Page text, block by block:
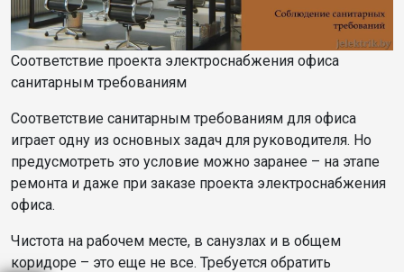
Соответствие проекта электроснабжения офиса
санитарным требованиям
Соответствие санитарным требованиям для офиса
играет одну из основных задач для руководителя. Но
предусмотреть это условие можно заранее – на этапе
ремонта и даже при заказе проекта электроснабжения
офиса.
Чистота на рабочем месте, в санузлах и в общем
коридоре – это еще не все. Требуется обратить